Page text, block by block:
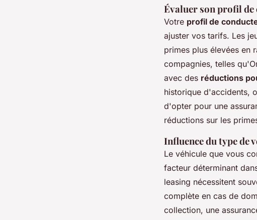
Évaluer son profil
Votre profil de
ajuster vos tarifs. Les
primes plus élevées en
compagnies, telles
avec des réductions
historique d'accidents,
d'opter pour une
réductions sur les
Influence du type de
Le véhicule que vous
facteur déterminant
leasing nécessitent
complète en cas de
collection, une